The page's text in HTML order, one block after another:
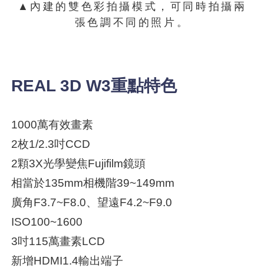
▲內建的雙色彩拍攝模式，可同時拍攝兩
張色調不同的照片。
REAL 3D W3重點特色
1000萬有效畫素
2枚1/2.3吋CCD
2顆3X光學變焦Fujifilm鏡頭
相當於135mm相機階39~149mm
廣角F3.7~F8.0、望遠F4.2~F9.0
ISO100~1600
3吋115萬畫素LCD
新增HDMI1.4輸出端子